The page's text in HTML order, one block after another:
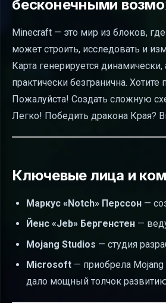
бесконечными
Minecraft — это мир из блоков,
может строить, исследовать и
Карта генерируется
практически безгранична. Хотите
Пожалуйста! Создать сложную
Легко! Победить дракона Края?
Ключевые лица и
Маркус «Notch» Перссон —
Йенс «Jeb» Бергенстен —
Mojang Studios — студия
Microsoft — приобрела Mojang
дало мощный толчок